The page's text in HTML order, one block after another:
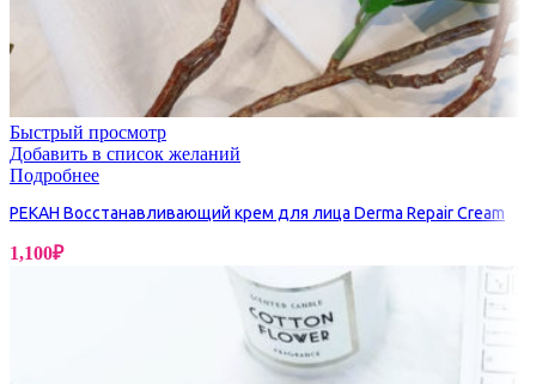
Быстрый просмотр
Добавить в список желаний
Подробнее
PEKAH Восстанавливающий крем для лица Derma Repair Cream
1,100₽